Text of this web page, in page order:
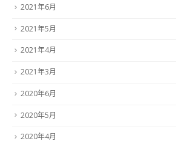
2021年6月
2021年5月
2021年4月
2021年3月
2020年6月
2020年5月
2020年4月